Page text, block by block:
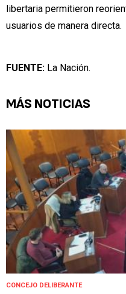
libertaria permitieron
usuarios de manera directa.
FUENTE: La Nación.
MÁS NOTICIAS
CONCEJO DELIBERANTE